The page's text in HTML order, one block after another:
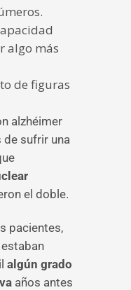
algo más
de figuras
alzhéimer
sufrir una
el doble.
pacientes,
algún grado
años antes